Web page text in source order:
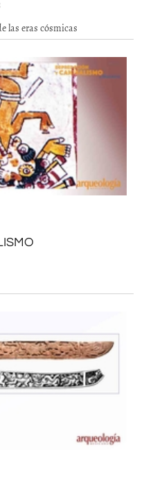
las eras cósmicas